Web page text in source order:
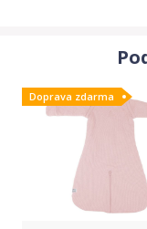
Doprava zdarma